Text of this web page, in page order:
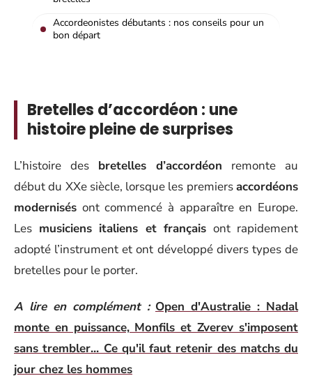
Accordeonistes débutants : nos conseils pour un
bon départ
Bretelles d’accordéon : une
histoire pleine de surprises
L’histoire des bretelles d’accordéon remonte au
début du XXe siècle, lorsque les premiersaccordéons
modernisés ont commencé à apparaître en Europe.
Les musiciens italiens et français ont rapidement
adopté l’instrument et ont développé divers types de
bretelles pour le porter.
A lire en complément : Open d'Australie : Nadal
monte en puissance, Monfils et Zverev s'imposent
sans trembler... Ce qu'il faut retenir des matchs du
jour chez les hommes